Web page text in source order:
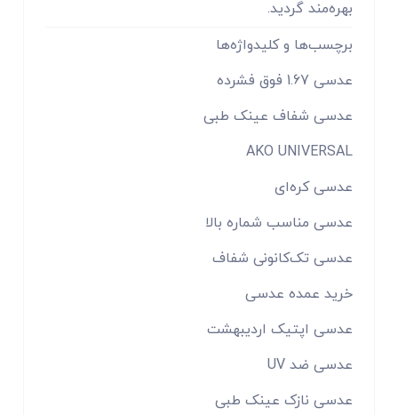
بهره‌مند گردید.
برچسب‌ها و کلیدواژه‌ها
عدسی 1.67 فوق فشرده
عدسی شفاف عینک طبی
AKO UNIVERSAL
عدسی کره‌ای
عدسی مناسب شماره بالا
عدسی تک‌کانونی شفاف
خرید عمده عدسی
عدسی اپتیک اردیبهشت
عدسی ضد UV
عدسی نازک عینک طبی